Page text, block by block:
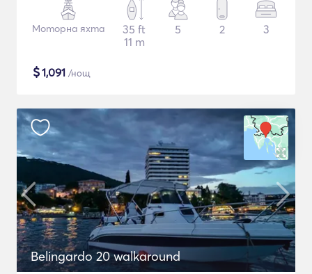
Моторна яхта
35 ft
11 m
5 2 3
$1,091 /нощ
Belingardo 20 walkaround